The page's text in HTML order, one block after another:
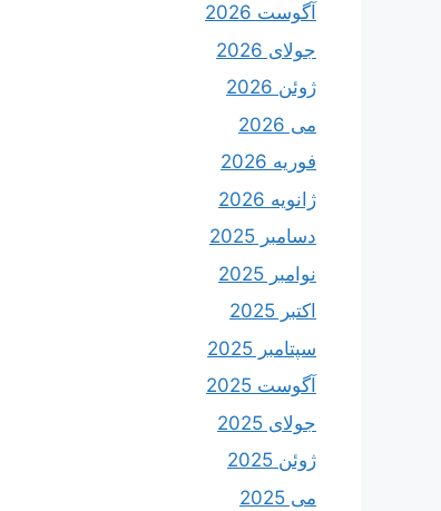
آگوست 2026
جولای 2026
ژوئن 2026
می 2026
فوریه 2026
ژانویه 2026
دسامبر 2025
نوامبر 2025
اکتبر 2025
سپتامبر 2025
آگوست 2025
جولای 2025
ژوئن 2025
می 2025